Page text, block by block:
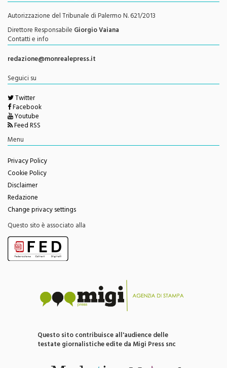
Autorizzazione del Tribunale di Palermo N. 621/2013
Direttore ResponsabileGiorgio Vaiana
Contatti e info
redazione@monrealepress.it
Twitter
Facebook
Youtube
Feed RSS
Menu
Privacy Policy
Cookie Policy
Disclaimer
Redazione
Change privacy settings
Questo sito è associato alla
testate giornalistiche edite da Migi Press snc